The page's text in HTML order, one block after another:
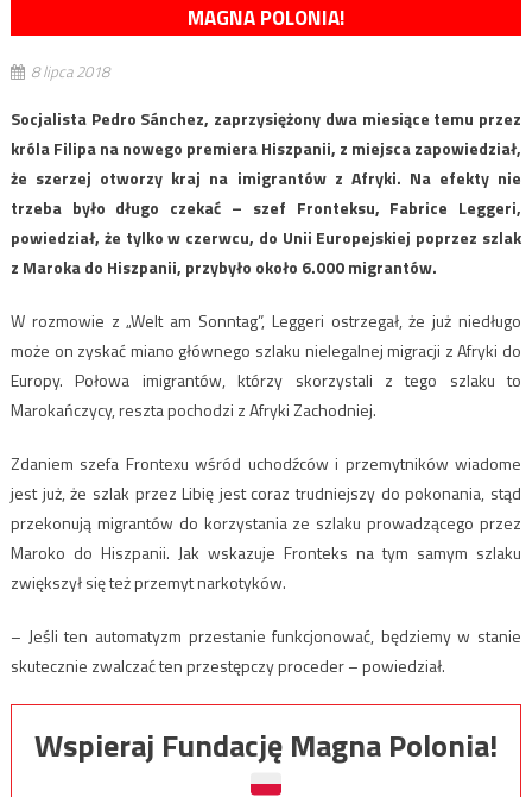
MAGNA POLONIA!
8 lipca 2018
Socjalista Pedro Sánchez, zaprzysiężony dwa miesiące temu przez
króla Filipa na nowego premiera Hiszpanii, z miejsca zapowiedział,
że szerzej otworzy kraj na imigrantów z Afryki. Na efekty nie
trzeba było długo czekać – szef Fronteksu, Fabrice Leggeri,
powiedział, że tylko w czerwcu, do Unii Europejskiej poprzez szlak
z Maroka do Hiszpanii, przybyło około 6.000 migrantów.
W rozmowie z „Welt am Sonntag”, Leggeri ostrzegał, że już niedługo
może on zyskać miano głównego szlaku nielegalnej migracji z Afryki do
Europy. Połowa imigrantów, którzy skorzystali z tego szlaku to
Marokańczycy, reszta pochodzi z Afryki Zachodniej.
Zdaniem szefa Frontexu wśród uchodźców i przemytników wiadome
jest już, że szlak przez Libię jest coraz trudniejszy do pokonania, stąd
przekonują migrantów do korzystania ze szlaku prowadzącego przez
Maroko do Hiszpanii. Jak wskazuje Fronteks na tym samym szlaku
zwiększył się też przemyt narkotyków.
– Jeśli ten automatyzm przestanie funkcjonować, będziemy w stanie
skutecznie zwalczać ten przestępczy proceder – powiedział.
Wspieraj Fundację Magna Polonia!